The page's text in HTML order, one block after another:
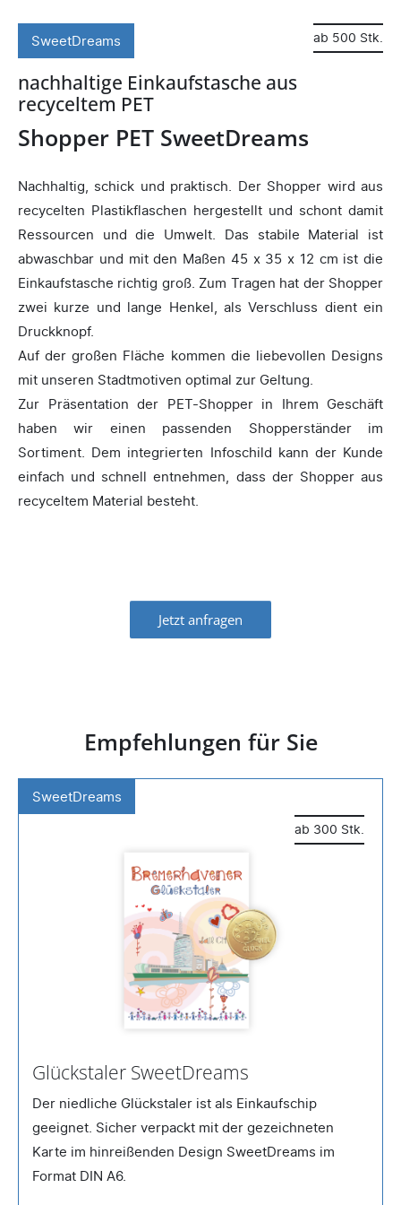
SweetDreams ab 500 Stk.
Shopper PET SweetDreams
nachhaltige Einkaufstasche aus
recyceltem PET
Nachhaltig, schick und praktisch. Der Shopper wird aus
recycelten Plastikflaschen hergestellt und schont damit
Ressourcen und die Umwelt. Das stabile Material ist
abwaschbar und mit den Maßen 45 x 35 x 12 cm ist die
Einkaufstasche richtig groß. Zum Tragen hat der Shopper
zwei kurze und lange Henkel, als Verschluss dient ein
Druckknopf.
Auf der großen Fläche kommen die liebevollen Designs
mit unseren Stadtmotiven optimal zur Geltung.
Zur Präsentation der PET-Shopper in Ihrem Geschäft
haben wir einen passenden Shopperständer im
Sortiment. Dem integrierten Infoschild kann der Kunde
einfach und schnell entnehmen, dass der Shopper aus
recyceltem Material besteht.
Jetzt anfragen
Empfehlungen für Sie
SweetDreams
ab 300 Stk.
Glückstaler SweetDreams
Der niedliche Glückstaler ist als Einkaufschip
geeignet. Sicher verpackt mit der gezeichneten
Karte im hinreißenden Design SweetDreams im
Format DIN A6.